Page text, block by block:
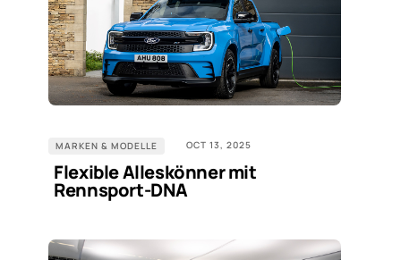
MARKEN & MODELLE OCT 13, 2025
Flexible Alleskönner mit
Rennsport-DNA